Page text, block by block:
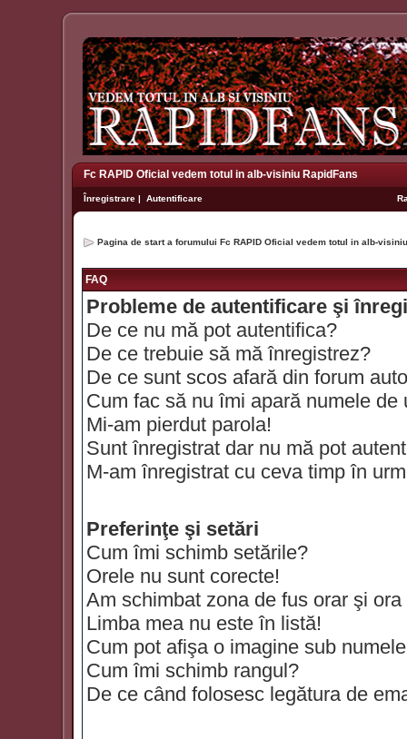
Fc RAPID Oficial vedem totul in alb-visiniu RapidFans
Înregistrare | Autentificare
Pagina de start a forumului Fc RAPID Oficial vedem totul in alb-
FAQ
Probleme de autentificare şi
De ce nu mă pot autentifica?
De ce trebuie să mă înregistrez?
De ce sunt scos afară din forum
Cum fac să nu îmi apară numele
Mi-am pierdut parola!
Sunt înregistrat dar nu mă pot
M-am înregistrat cu ceva timp în
Preferinţe şi setări
Cum îmi schimb setările?
Orele nu sunt corecte!
Am schimbat zona de fus orar şi
Limba mea nu este în listă!
Cum pot afişa o imagine sub
Cum îmi schimb rangul?
De ce când folosesc legătura de